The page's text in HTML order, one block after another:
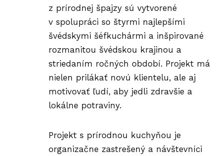
z prírodnej špajzy sú vytvorené
v spolupráci so štyrmi najlepšími
švédskymi šéfkuchármi a inšpirované
rozmanitou švédskou krajinou a
striedaním ročných období. Projekt má
nielen prilákať novú klientelu, ale aj
motivovať ľudí, aby jedli zdravšie a
lokálne potraviny.
Projekt s prírodnou kuchyňou je
organizačne zastrešený a návštevníci